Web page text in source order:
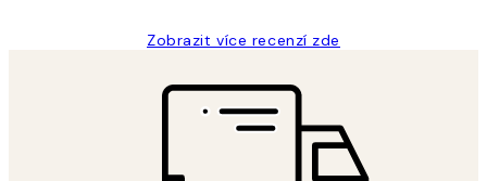
Zobrazit více recenzí zde